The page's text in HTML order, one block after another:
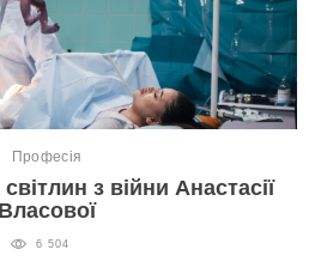
Професія
з війни Анастасії
Власової
6 504